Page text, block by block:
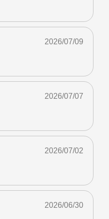
2026/07/09
2026/07/07
2026/07/02
2026/06/30